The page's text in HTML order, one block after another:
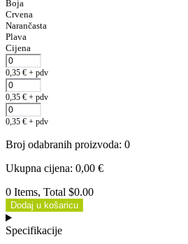
Boja
Crvena
Narančasta
Plava
Cijena
0,35 € + pdv
0,35 € + pdv
0,35 € + pdv
Broj odabranih proizvoda: 0
Ukupna cijena: 0,00 €
0 Items, Total $0.00
Dodaj u košaricu
Specifikacije